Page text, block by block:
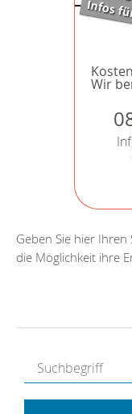
Wir
Geben Sie hier
die Möglichkeit ihre